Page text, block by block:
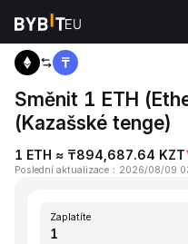
Domů ETH to KZT
Směnit 1 ETH
(Kazašské tenge)
1 ETH ≈ ₸894,687.64 KZT
Poslední aktualizace ： 2026/08/09
Zaplatíte